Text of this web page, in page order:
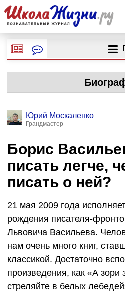
Юрий Москаленко
Грандмастер
Борис
писать легче,
писать о ней?
21 мая 2009 года
рождения писателя-
Львовича Васильева.
нам очень много книг,
классикой. Достаточно
произведения, как «А зори
стреляйте в белых